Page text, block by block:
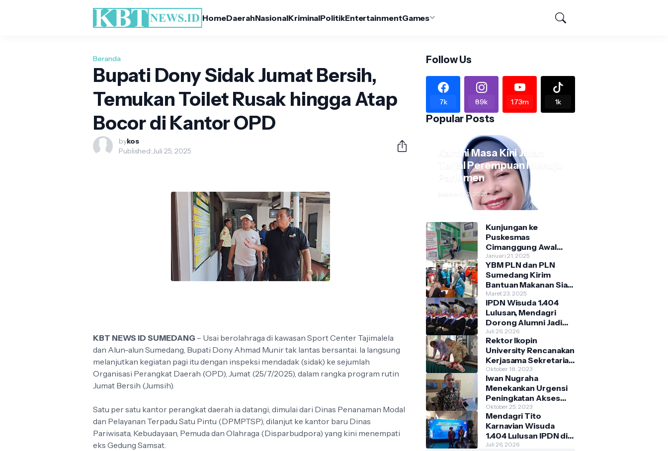
HomeDaerahNasionalKriminalPolitikEntertainmentGames
Beranda
Bupati Dony Sidak Jumat Bersih,
Temukan Toilet Rusak hingga Atap
Bocor di Kantor OPD
bykos
Published:Juli 25, 2025
KBT NEWS ID SUMEDANG – Usai berolahraga di kawasan Sport Center Tajimalela
dan Alun-alun Sumedang, Bupati Dony Ahmad Munir tak lantas bersantai. Ia langsung
melanjutkan kegiatan pagi itu dengan inspeksi mendadak (sidak) ke sejumlah
Organisasi Perangkat Daerah (OPD), Jumat (25/7/2025), dalam rangka program rutin
Jumat Bersih (Jumsih).
Satu per satu kantor perangkat daerah ia datangi, dimulai dari Dinas Penanaman Modal
dan Pelayanan Terpadu Satu Pintu (DPMPTSP), dilanjut ke kantor baru Dinas
Pariwisata, Kebudayaan, Pemuda dan Olahraga (Disparbudpora) yang kini menempati
eks Gedung Samsat.
Follow Us
7k 89k 1.73m 1k
Popular Posts
Kartini Masa Kini Jalan
Terjal Perempuan Menuju
Parlemen
April 22, 2025
Kunjungan ke
Puskesmas
Cimanggung Awal
2025 Didominasi
Penyakit Musiman
Januari 21, 2025
YBM PLN dan PLN
Sumedang Kirim
Bantuan Makanan Siap
Saji Bagi Warga
Terdampak Banjir
Kecamatan
Cimanggung
Maret 23, 2025
IPDN Wisuda 1.404
Lulusan, Mendagri
Dorong Alumni Jadi
Penggerak Birokrasi
Berbasis Pengetahuan
Juli 26, 2026
Rektor Ikopin
University Rencanakan
Kerjasama Sekretariat
Bersama Koperasi
Indonesia
Oktober 18, 2023
Iwan Nugraha
Menekankan Urgensi
Peningkatan Akses
Pasar
Parakanmuncang
dalam Penanganan
Stunting
Oktober 25, 2023
Mendagri Tito
Karnavian Wisuda
1.404 Lulusan IPDN di
Jatinangor, Siap
Juli 26, 2026